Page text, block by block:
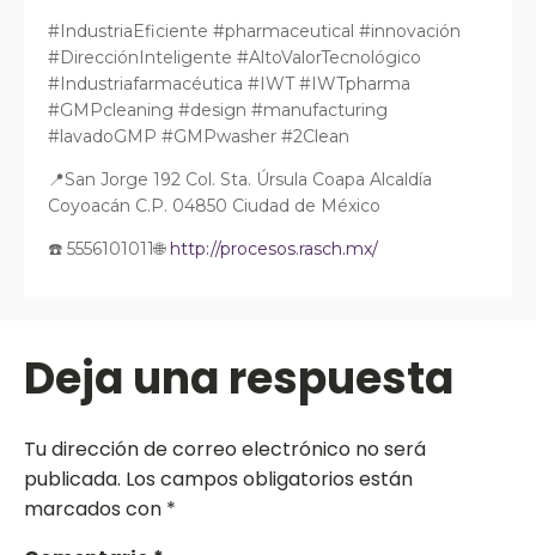
#IndustriaEficiente #pharmaceutical #innovación
#DirecciónInteligente #AltoValorTecnológico
#Industriafarmacéutica #IWT #IWTpharma
#GMPcleaning #design #manufacturing
#lavadoGMP #GMPwasher #2Clean
📍San Jorge 192 Col. Sta. Úrsula Coapa Alcaldía
Coyoacán C.P. 04850 Ciudad de México
☎️ 5556101011🌐http://procesos.rasch.mx/
Deja una respuesta
Tu dirección de correo electrónico no será
publicada. Los campos obligatorios están
marcados con *